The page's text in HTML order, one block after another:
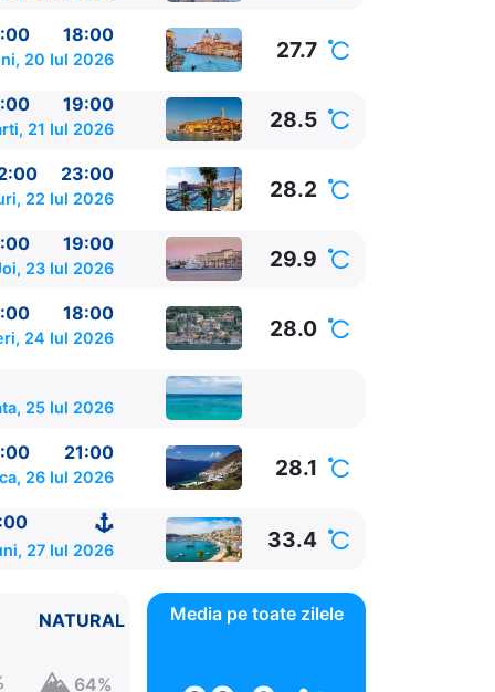
18:00
20 Iul 2026 27.7
19:00
21 Iul 2026 28.5
23:00
22 Iul 2026 28.2
19:00
23 Iul 2026 29.9
18:00
24 Iul 2026 28.0
25 Iul 2026
21:00
26 Iul 2026 28.1
27 Iul 2026 33.4
NATURAL
64%
Media pe toate zilele